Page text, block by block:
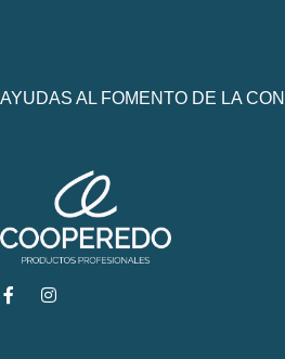
AYUDAS AL FOMENTO DE LA